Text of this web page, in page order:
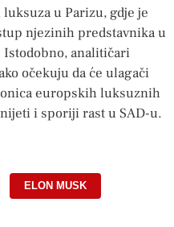
u Parizu, gdje je
njezinih predstavnika u
analitičari
očekuju da će ulagači
europskih luksuznih
i sporiji rast u SAD-u.
ELON MUSK